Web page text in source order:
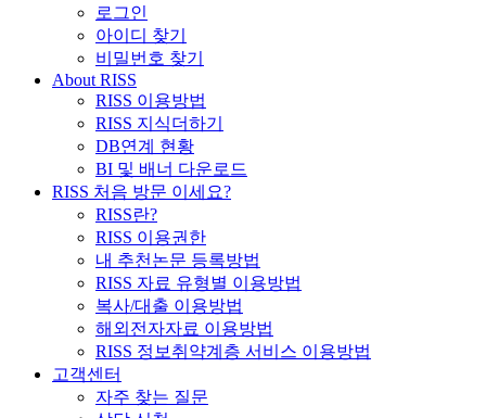
로그인
아이디 찾기
비밀번호 찾기
About RISS
RISS 이용방법
RISS 지식더하기
DB연계 현황
BI 및 배너 다운로드
RISS 처음 방문 이세요?
RISS란?
RISS 이용권한
내 추천논문 등록방법
RISS 자료 유형별 이용방법
복사/대출 이용방법
해외전자자료 이용방법
RISS 정보취약계층 서비스 이용방법
고객센터
자주 찾는 질문